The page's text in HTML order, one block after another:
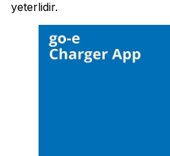
yeterlidir.